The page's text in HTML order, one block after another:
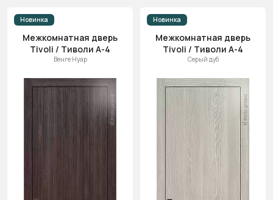
Новинка
Межкомнатная дверь
Tivoli / Тиволи А-4
Венге Нуар
Новинка
Межкомнатная дверь
Tivoli / Тиволи А-4
Серый дуб